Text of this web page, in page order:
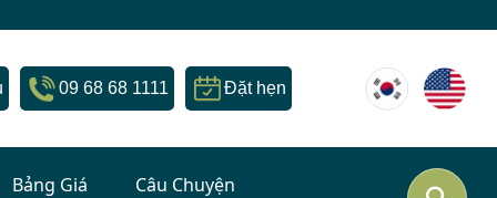
09 68 68 1111 Đặt hẹn
Bảng Giá
Câu Chuyện